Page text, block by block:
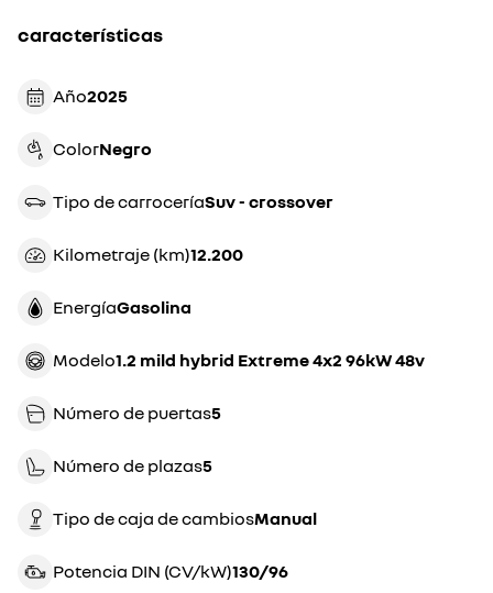
características
Año 2025
Color negro
Tipo de carrocería suv - crossover
Kilometraje (km) 12.200
Energía gasolina
Modelo 1.2 mild hybrid Extreme 4x2 96kW 48v
Número de puertas5
Número de plazas5
Tipo de caja de cambios manual
Potencia DIN (CV/kW) 130/96